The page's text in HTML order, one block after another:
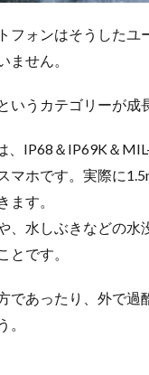
フォンはそうしたユ
ません。
いうカテゴリーが成
、IP68＆IP69K＆
マホです。実際に
ます。
、水しぶきなどの
とです。
であったり、外で
。